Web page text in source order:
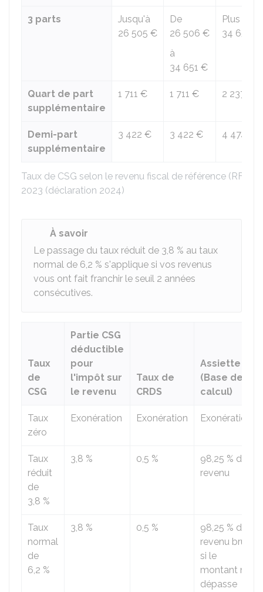
Taux de CSG selon le revenu fiscal de référence (RFR)
2023 (déclaration 2024)
3 parts
Jusqu'à
26 505 €
De
26 506 €
à
34 651 €
Plus de
34 651 €
Quart de part
supplémentaire
1 711 € 1 711 € 2 237 €
Demi-part
supplémentaire
3 422 € 3 422 € 4 474 €
À savoir
Le passage du taux réduit de 3,8 % au taux
normal de 6,2 % s'applique si vos revenus
vous ont fait franchir le seuil 2 années
consécutives.
Taux
de
CSG
Partie CSG
déductible
pour
l'impôt sur
le revenu
Taux de
CRDS
Assiette
(Base de
calcul)
Taux
zéro
Exonération Exonération Exonération
Taux
réduit
de
3,8 %
3,8 % 0,5 % 98,25 % du
revenu
Taux
normal
de
6,2 %
3,8 % 0,5 % 98,25 % du
revenu brut
si le
montant ne
dépasse